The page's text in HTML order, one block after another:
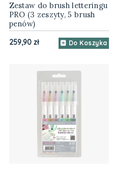
Zestaw do brush letteringu
PRO (3 zeszyty, 5 brush
penów)
259,90 zł Do Koszyka